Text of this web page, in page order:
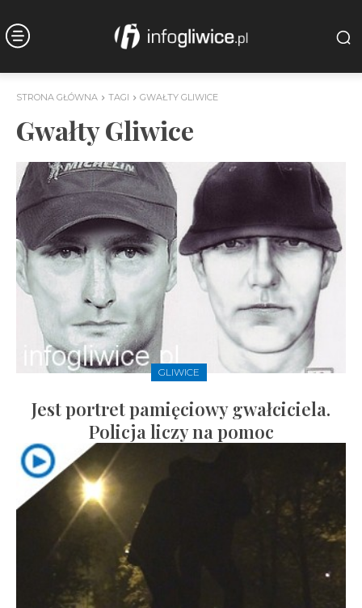
STRONA GŁÓWNA TAGI GWAŁTY GLIWICE
Gwałty Gliwice
GLIWICE
Jest portret pamięciowy gwałciciela.
Policja liczy na pomoc